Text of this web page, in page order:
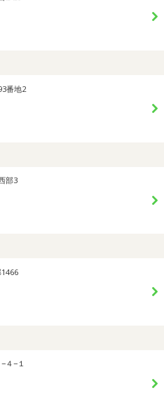
番地2
部3
４−１